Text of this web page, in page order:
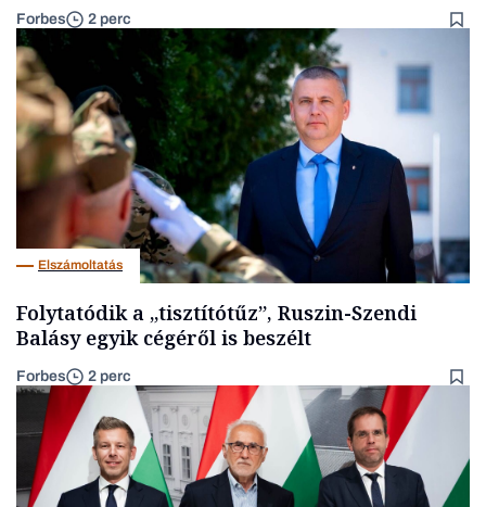
Forbes 2 perc
Elszámoltatás
Folytatódik a „tisztítótűz”, Ruszin-Szendi
Balásy egyik cégéről is beszélt
Forbes 2 perc